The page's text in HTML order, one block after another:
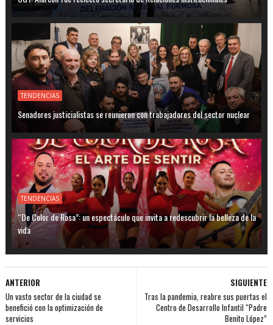
TENDENCIAS
Senadores justicialistas se reunieron con trabajadores del sector nuclear
TENDENCIAS
“De Color de Rosa”: un espectáculo que invita a redescubrir la belleza de la
vida
SIGUIENTE
Tras la pandemia, reabre sus puertas el
Centro de Desarrollo Infantil “Padre
Benito López”
ANTERIOR
Un vasto sector de la ciudad se
benefició con la optimización de
servicios